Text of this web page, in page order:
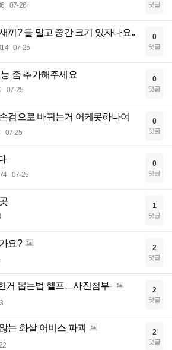
07-26 댓글
끼? 들 말고 중간 크기 있자나요..
07-25
0
댓글
좀 추가해주세요
07-25
0
댓글
검으로 바뀌는거 어케못하나여
07-25
0
댓글
07-25
0
댓글
1
댓글
요? 2
댓글
거 뽑는법 헬프ㅡ사진첨부- 2
댓글
는 화살 어비스 파괴 2
댓글